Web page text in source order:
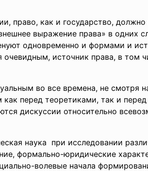
право, как и государство,
выражение права» в одних
одновременно и формами и
источник права, в том
во все времена, не смотря
перед теоретиками, так и
дискуссии относительно
наука при исследовании
формально-юридические
волевые начала